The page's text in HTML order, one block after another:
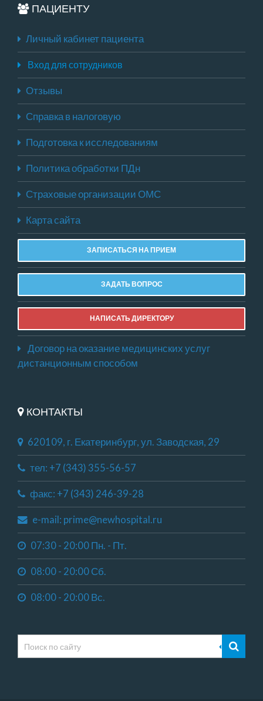
ПАЦИЕНТУ
Личный кабинет пациента
Вход для сотрудников
Отзывы
Справка в налоговую
Подготовка к исследованиям
Политика обработки ПДн
Страховые организации ОМС
Карта сайта
ЗАПИСАТЬСЯ НА ПРИЕМ
ЗАДАТЬ ВОПРОС
НАПИСАТЬ ДИРЕКТОРУ
Договор на оказание медицинских услуг
дистанционным способом
КОНТАКТЫ
620109, г. Екатеринбург, ул. Заводская, 29
тел: +7 (343) 355-56-57
факс: +7 (343) 246-39-28
e-mail: prime@newhospital.ru
07:30 - 20:00 Пн. - Пт.
08:00 - 20:00 Сб.
08:00 - 20:00 Вс.